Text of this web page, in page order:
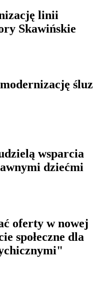
linii
Skawińskie
śluz
wsparcia
dziećmi
oferty w nowej
społeczne dla